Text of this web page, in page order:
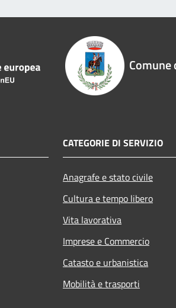
Comune
CATEGORIE DI SERVIZIO
Anagrafe e stato civile
Cultura e tempo libero
Vita lavorativa
Imprese e Commercio
Catasto e urbanistica
Mobilità e trasporti